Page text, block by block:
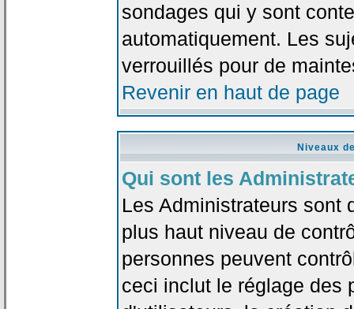
sondages qui y sont
automatiquement. Les
verrouillés pour de
Revenir en haut de page
Niveaux
Qui sont les
Les Administrateurs sont
plus haut niveau de
personnes peuvent
ceci inclut le réglage des